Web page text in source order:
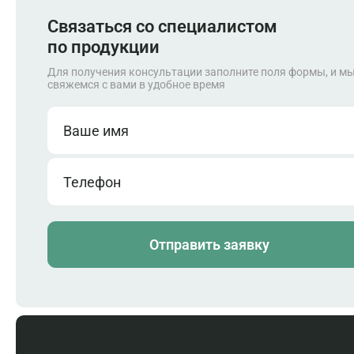
Связаться со специалистом
по продукции
Для получения консультации заполните поля формы, и мы
свяжемся с вами в удобное время
Ваше имя
Телефон
Отправить заявку